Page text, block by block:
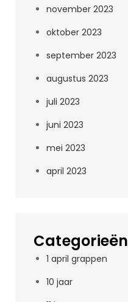
november 2023
oktober 2023
september 2023
augustus 2023
juli 2023
juni 2023
mei 2023
april 2023
Categorieën
1 april grappen
10 jaar